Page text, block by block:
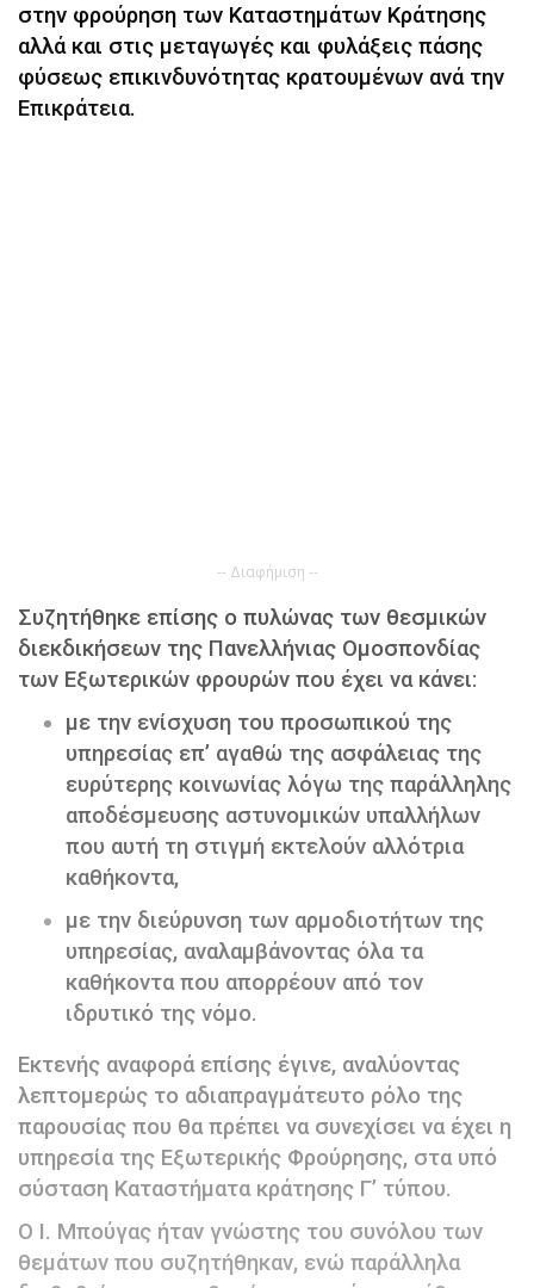
στην φρούρηση των Καταστημάτων Κράτησης
αλλά και στις μεταγωγές και φυλάξεις πάσης
φύσεως επικινδυνότητας κρατουμένων ανά την
Επικράτεια.
-- Διαφήμιση --
Συζητήθηκε επίσης ο πυλώνας των θεσμικών
διεκδικήσεων της Πανελλήνιας Ομοσπονδίας
των Εξωτερικών φρουρών που έχει να κάνει:
με την ενίσχυση του προσωπικού της
υπηρεσίας επ’ αγαθώ της ασφάλειας της
ευρύτερης κοινωνίας λόγω της παράλληλης
αποδέσμευσης αστυνομικών υπαλλήλων
που αυτή τη στιγμή εκτελούν αλλότρια
καθήκοντα,
με την διεύρυνση των αρμοδιοτήτων της
υπηρεσίας, αναλαμβάνοντας όλα τα
καθήκοντα που απορρέουν από τον
ιδρυτικό της νόμο.
Εκτενής αναφορά επίσης έγινε, αναλύοντας
λεπτομερώς το αδιαπραγμάτευτο ρόλο της
παρουσίας που θα πρέπει να συνεχίσει να έχει η
υπηρεσία της Εξωτερικής Φρούρησης, στα υπό
σύσταση Καταστήματα κράτησης Γ’ τύπου.
Ο Ι. Μπούγας ήταν γνώστης του συνόλου των
θεμάτων που συζητήθηκαν, ενώ παράλληλα